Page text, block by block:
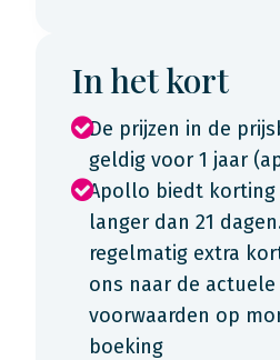
In het kort
De prijzen in de
geldig voor 1 jaar
Apollo biedt korting
langer dan 21
regelmatig extra
ons naar de actuele
voorwaarden op
boeking